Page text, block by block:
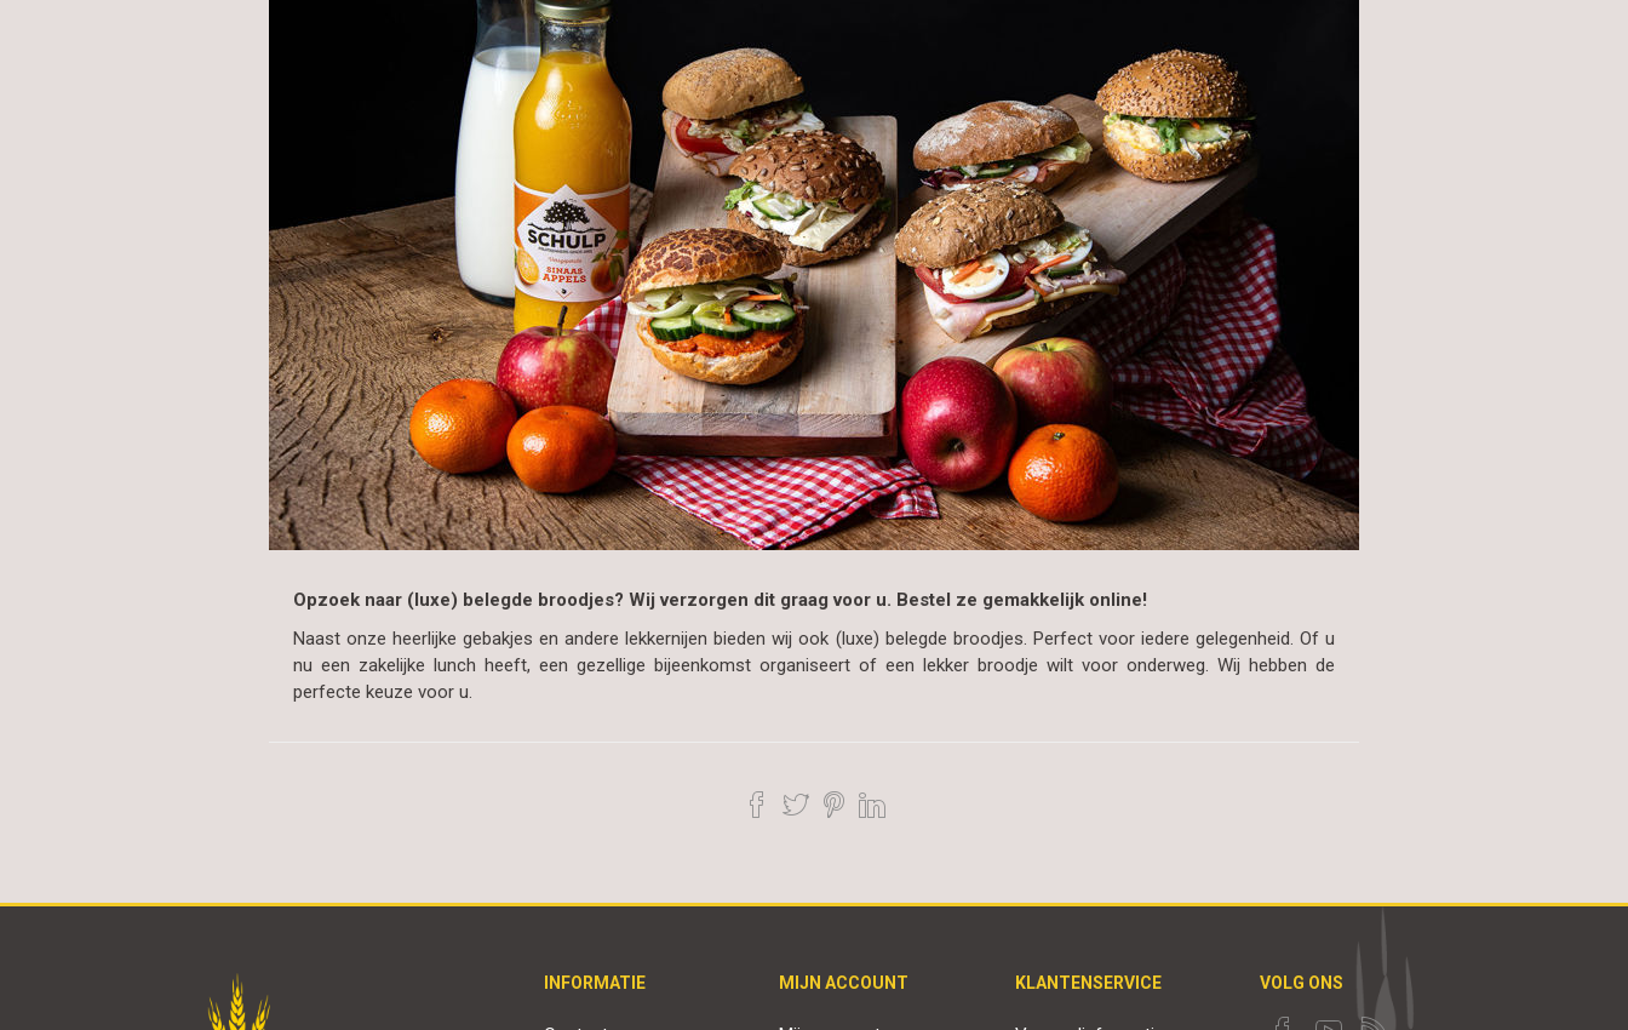
Opzoek naar (luxe) belegde broodjes? Wij verzorgen dit graag voor u. Bestel ze gemakkelijk online!
Naast onze heerlijke gebakjes en andere lekkernijen bieden wij ook (luxe) belegde broodjes. Perfect voor iedere gelegenheid. Of u
nu een zakelijke lunch heeft, een gezellige bijeenkomst organiseert of een lekker broodje wilt voor onderweg. Wij hebben de
perfecte keuze voor u.
INFORMATIE MIJN ACCOUNT KLANTENSERVICE VOLG ONS